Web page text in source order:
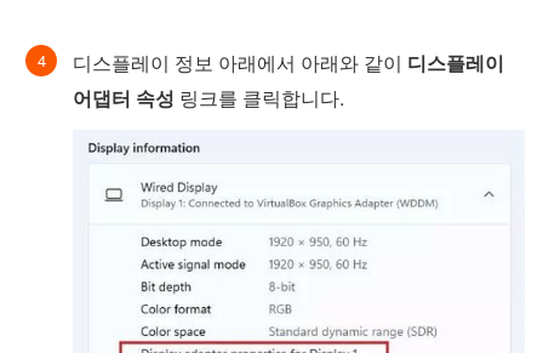
디스플레이 정보 아래에서 아래와 같이 디스플레이
어댑터 속성 링크를 클릭합니다.